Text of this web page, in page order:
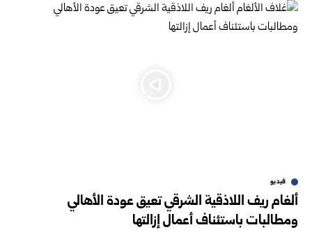
فيديو
ألغام ريف اللاذقية الشرقي تعيق عودة الأهالي
ومطالبات باستئناف أعمال إزالتها